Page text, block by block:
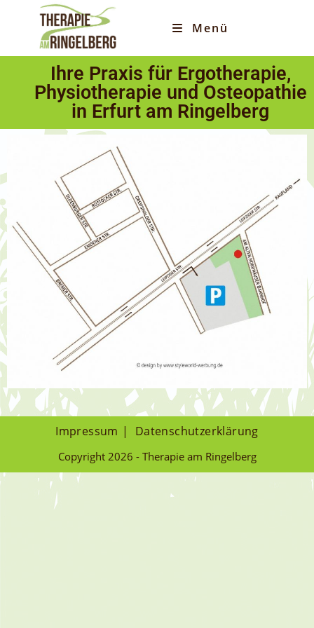
Menü
Ihre Praxis für Ergotherapie,
Physiotherapie und Osteopathie
in Erfurt am Ringelberg
Impressum Datenschutzerklärung
Copyright 2026 - Therapie am Ringelberg